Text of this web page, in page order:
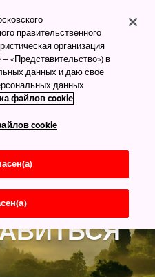
правительственного
организация
в
данных и даю свое
данных
файлов cookie
cookie